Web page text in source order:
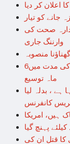
اعلان کر دیا
جانے کو تیار
صحت کی
وارننگ جاری
منصوبہ
رجسٹرڈ افغان مہاجرین کی رجسٹریشن کارڈ کی مدت میں6
ماہ توسیع
ہے ، بدلہ لیا
کانفرنس
ہیں، امریکا
پہنچ گیا
کا قتل ان کی